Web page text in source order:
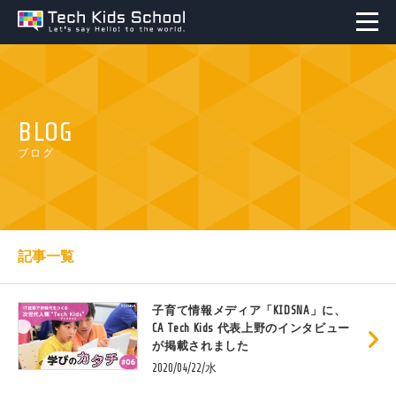
BLOG
ブログ
記事一覧
子育て情報メディア「KIDSNA」に、
CA Tech Kids 代表上野のインタビュー
が掲載されました
2020/04/22/水